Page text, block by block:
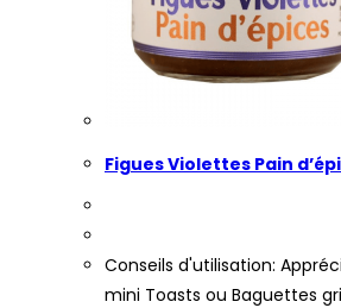
Figues Violettes Pain
Conseils d'utilisation:
mini Toasts ou Baguettes